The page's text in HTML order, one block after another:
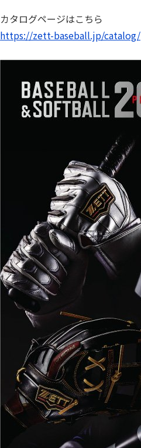
カタログページはこちら
https://zett-baseball.jp/catalog/